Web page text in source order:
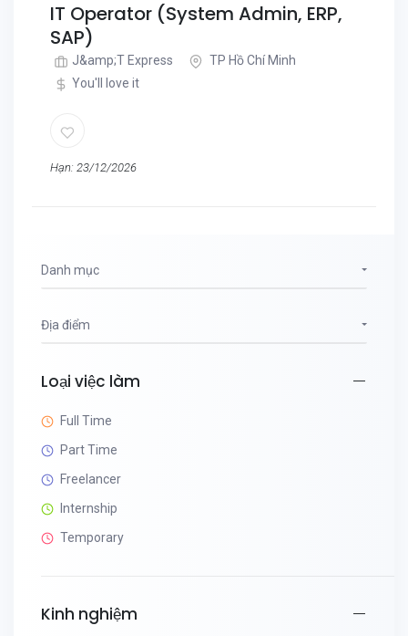
IT Operator (System Admin, ERP,
SAP)
J&amp;T Express
TP Hồ Chí Minh
You'll love it
Hạn: 23/12/2026
Danh mục
Địa điểm
Loại việc làm
Full Time
Part Time
Freelancer
Internship
Temporary
Kinh nghiệm